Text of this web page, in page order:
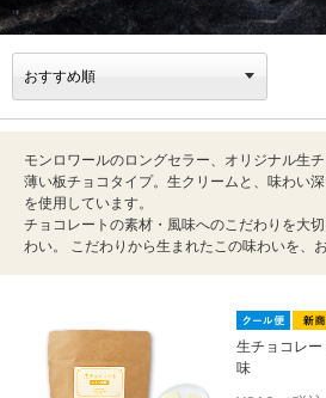
モンロワールのロングセラー、オリジナル生
薄い板チョコタイプ。生クリームと、味わい
を使用しています。
チョコレートの素材・風味へのこだわりを大
わい。 こだわりから生まれたこの味わいを、
生チョコレ
味